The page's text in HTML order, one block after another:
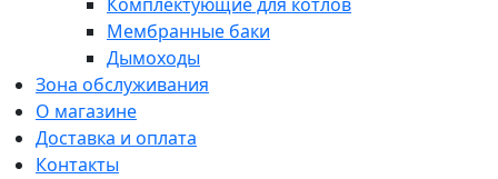
Комплектующие для котлов
Мембранные баки
Дымоходы
Зона обслуживания
О магазине
Доставка и оплата
Контакты